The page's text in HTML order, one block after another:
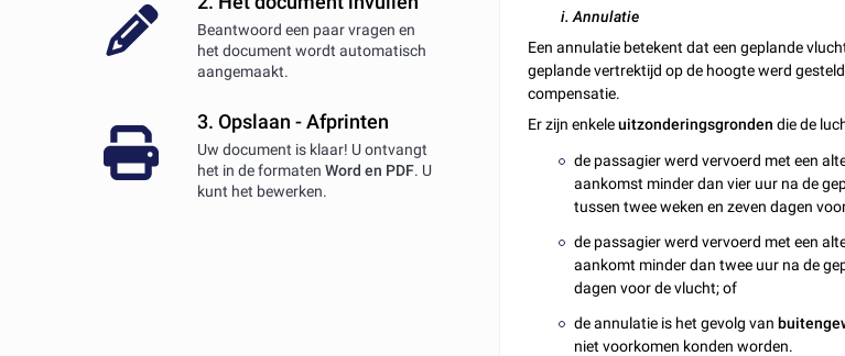
Beantwoord een paar vragen en
het document wordt automatisch
aangemaakt.
3. Opslaan - Afprinten
Uw document is klaar! U ontvangt
het in de formaten Word en PDF. U
kunt het bewerken.
i. Annulatie
Een annulatie betekent dat een geplande
geplande vertrektijd op de hoogte werd
compensatie.
Er zijn enkeleuitzonderingsgronden die de
de passagier werd vervoerd met een
aankomst minder dan vier uur na de
tussen twee weken en zeven dagen
de passagier werd vervoerd met een
aankomt minder dan twee uur na de
dagen voor de vlucht; of
de annulatie is het gevolg van
niet voorkomen konden worden.